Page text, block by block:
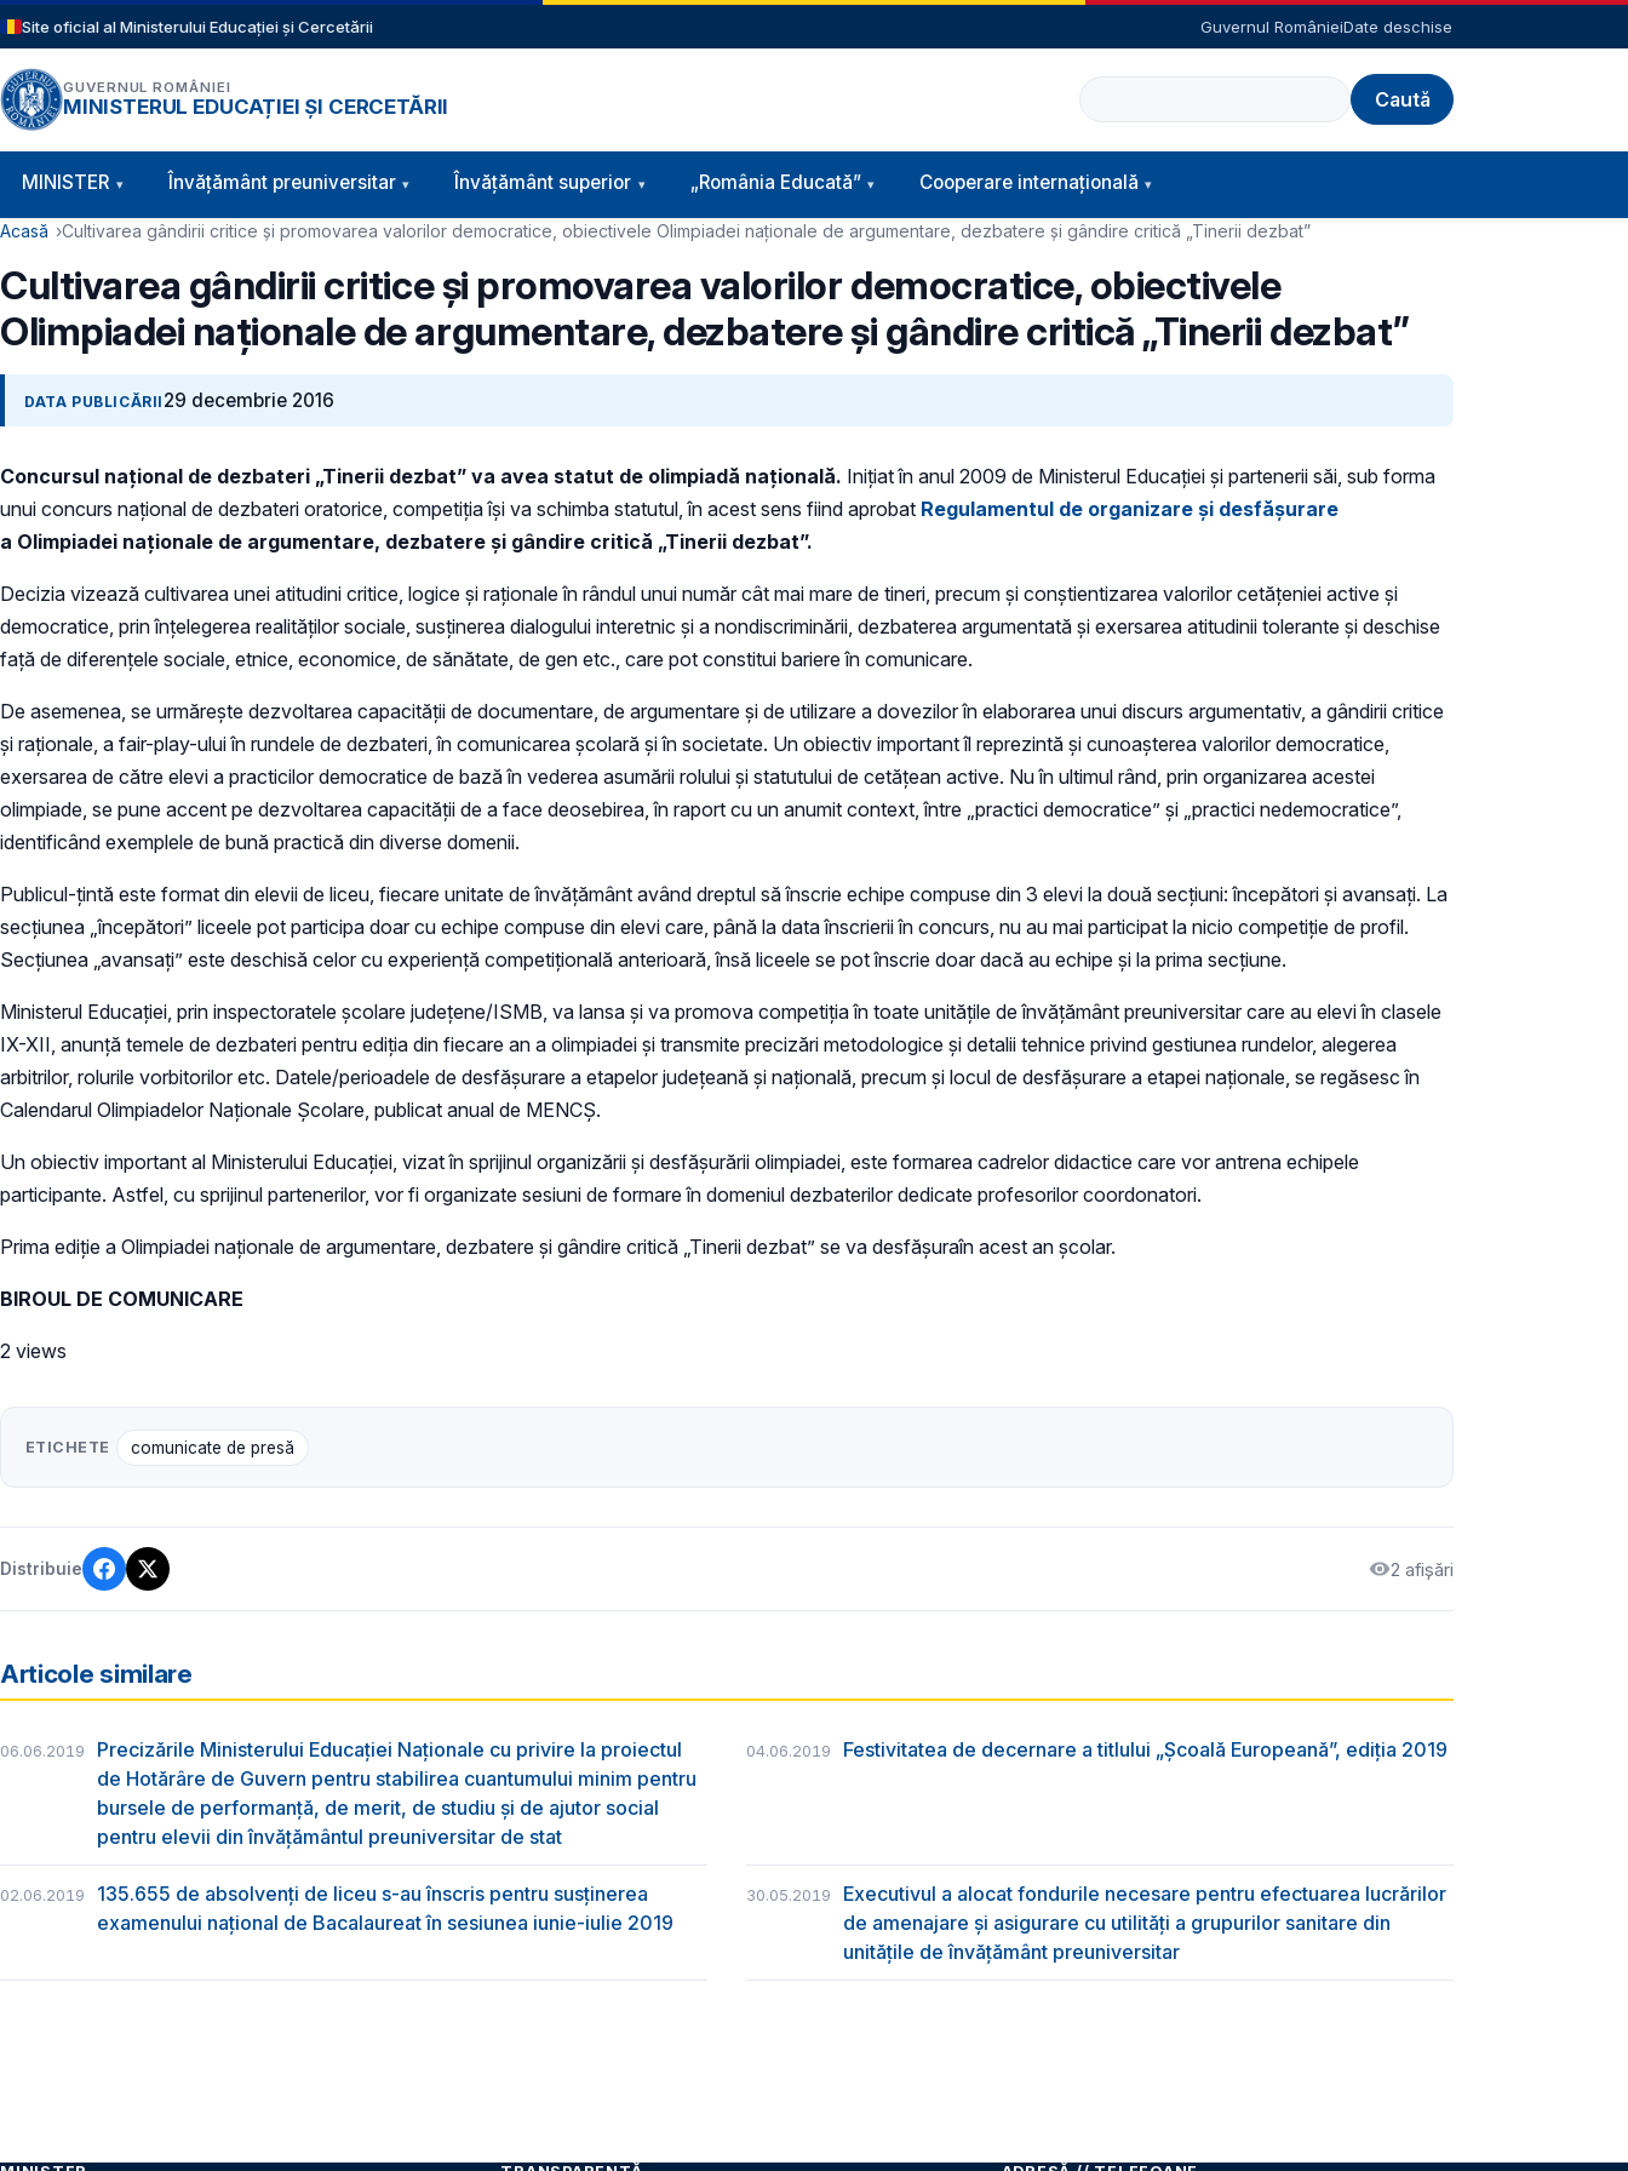
Sari la conținutul principal
Site oficial al Ministerului Educației și Cercetării Guvernul RomânieiDate deschise
GUVERNUL ROMÂNIEI
MINISTERUL EDUCAȚIEI ȘI CERCETĂRII
Caută
Navigație principală
MINISTER Învăţământ preuniversitar Învățământ superior „România Educată” Cooperare internațională
Cale de navigare
Acasă Cultivarea gândirii critice și promovarea valorilor democratice, obiectivele Olimpiadei naționale de argumentare, dezbatere și gândire critică „Tinerii dezbat”
Cultivarea gândirii critice și promovarea valorilor democratice, obiectivele
Olimpiadei naționale de argumentare, dezbatere și gândire critică „Tinerii dezbat”
DATA PUBLICĂRII 29 decembrie 2016
Concursul național de dezbateri „Tinerii dezbat” va avea statut de olimpiadă națională. Iniţiat în anul 2009 de Ministerul Educaţiei şi partenerii săi, sub forma
unui concurs naţional de dezbateri oratorice, competiția își va schimba statutul, în acest sens fiind aprobat Regulamentul de organizare și desfășurare
a Olimpiadei naționale de argumentare, dezbatere și gândire critică „Tinerii dezbat”.
Decizia vizează cultivarea unei atitudini critice, logice și raționale în rândul unui număr cât mai mare de tineri, precum și conştientizarea valorilor cetăţeniei active şi
democratice, prin înţelegerea realităţilor sociale, susținerea dialogului interetnic și a nondiscriminării, dezbaterea argumentată şi exersarea atitudinii tolerante şi deschise
faţă de diferenţele sociale, etnice, economice, de sănătate, de gen etc., care pot constitui bariere în comunicare.
De asemenea, se urmărește dezvoltarea capacităţii de documentare, de argumentare şi de utilizare a dovezilor în elaborarea unui discurs argumentativ, a gândirii critice
şi raţionale, a fair-play-ului în rundele de dezbateri, în comunicarea şcolară şi în societate. Un obiectiv important îl reprezintă și cunoaşterea valorilor democratice,
exersarea de către elevi a practicilor democratice de bază în vederea asumării rolului şi statutului de cetăţean active. Nu în ultimul rând, prin organizarea acestei
olimpiade, se pune accent pe dezvoltarea capacităţii de a face deosebirea, în raport cu un anumit context, între „practici democratice” şi „practici nedemocratice”,
identificând exemplele de bună practică din diverse domenii.
Publicul-țintă este format din elevii de liceu, fiecare unitate de învățământ având dreptul să înscrie echipe compuse din 3 elevi la două secțiuni: începători și avansați. La
secţiunea „începători” liceele pot participa doar cu echipe compuse din elevi care, până la data înscrierii în concurs, nu au mai participat la nicio competiţie de profil.
Secţiunea „avansaţi” este deschisă celor cu experienţă competiţională anterioară, însă liceele se pot înscrie doar dacă au echipe și la prima secțiune.
Ministerul Educației, prin inspectoratele școlare judeţene/ISMB, va lansa și va promova competiţia în toate unităţile de învăţământ preuniversitar care au elevi în clasele
IX-XII, anunță temele de dezbateri pentru ediţia din fiecare an a olimpiadei și transmite precizări metodologice și detalii tehnice privind gestiunea rundelor, alegerea
arbitrilor, rolurile vorbitorilor etc. Datele/perioadele de desfăşurare a etapelor judeţeană şi naţională, precum şi locul de desfăşurare a etapei naţionale, se regăsesc în
Calendarul Olimpiadelor Naţionale Şcolare, publicat anual de MENCȘ.
Un obiectiv important al Ministerului Educației, vizat în sprijinul organizării și desfășurării olimpiadei, este formarea cadrelor didactice care vor antrena echipele
participante. Astfel, cu sprijinul partenerilor, vor fi organizate sesiuni de formare în domeniul dezbaterilor dedicate profesorilor coordonatori.
Prima ediție a Olimpiadei naționale de argumentare, dezbatere și gândire critică „Tinerii dezbat” se va desfășuraîn acest an școlar.
BIROUL DE COMUNICARE
2 views
ETICHETE comunicate de presă
Distribuie 2 afișări
Articole similare
06.06.2019
Precizările Ministerului Educației Naționale cu privire la proiectul
de Hotărâre de Guvern pentru stabilirea cuantumului minim pentru
bursele de performanță, de merit, de studiu și de ajutor social
pentru elevii din învățământul preuniversitar de stat
04.06.2019 Festivitatea de decernare a titlului „Şcoală Europeană”, ediția 2019
02.06.2019
135.655 de absolvenţi de liceu s-au înscris pentru susţinerea
examenului naţional de Bacalaureat în sesiunea iunie-iulie 2019
30.05.2019
Executivul a alocat fondurile necesare pentru efectuarea lucrărilor
de amenajare și asigurare cu utilități a grupurilor sanitare din
unitățile de învățământ preuniversitar